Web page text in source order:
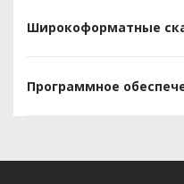
Широкоформатные
Программное